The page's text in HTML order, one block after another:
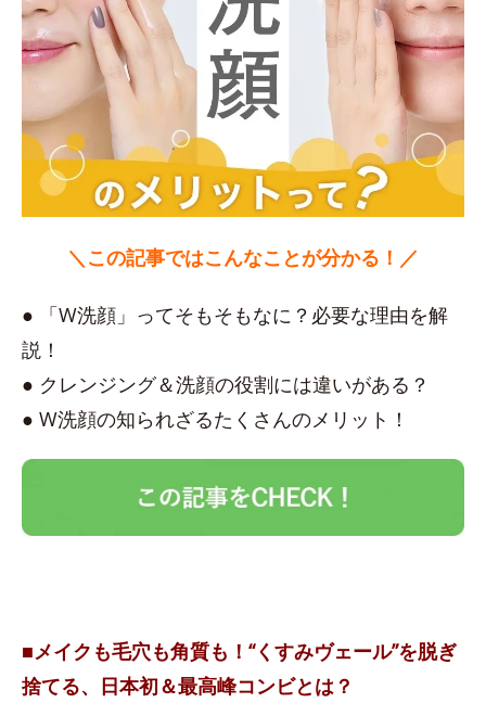
＼この記事ではこんなことが分かる！／
● 「W洗顔」ってそもそもなに？必要な理由を解
説！
● クレンジング＆洗顔の役割には違いがある？
● W洗顔の知られざるたくさんのメリット！
■メイクも毛穴も角質も！“くすみヴェール”を脱ぎ
捨てる、日本初＆最高峰コンビとは？